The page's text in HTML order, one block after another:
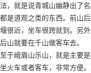
法，就是说青城山幽静出了
都是道观之类的东西。前山
堰很近，坐车很跨就到。另
后山就要在千山做客车去。
至于峨眉山乐山，就是主要
坐火车或者客车，非常方便